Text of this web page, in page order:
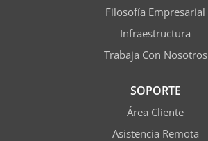
Filosofía Empresarial
Infraestructura
Trabaja Con Nosotros
SOPORTE
Área Cliente
Asistencia Remota